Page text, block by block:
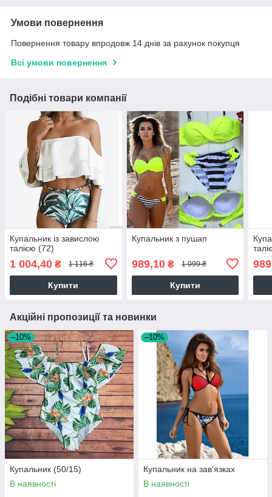
Умови повернення
Повернення товару впродовж 14 днів за рахунок покупця
Всі умови повернення
Подібні товари компанії
Купальник із завислою
талією (72)
1 004,40 ₴ 1 116 ₴
Купити
Купальник з пушап
989,10₴ 1 099 ₴
Купити
Акційні пропозиції та новинки
–10%
Купальник (50/15)
В наявності
–10%
Купальник на зав'язках
В наявності